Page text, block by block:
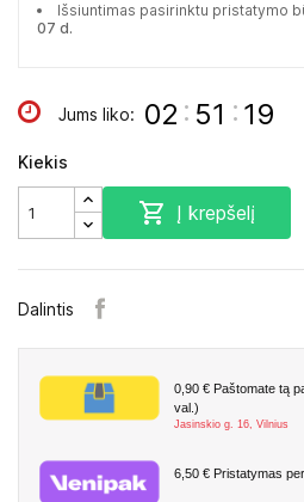
Išsiuntimas pasirinktu pristatymo
07 d.
Jums liko: 02 : 51 : 18
Kiekis
 Į krepšelį
Dalintis
0,90 € Paštomate tą
val.)
Jasinskio g. 16, Vilnius
6,50 € Pristatymas